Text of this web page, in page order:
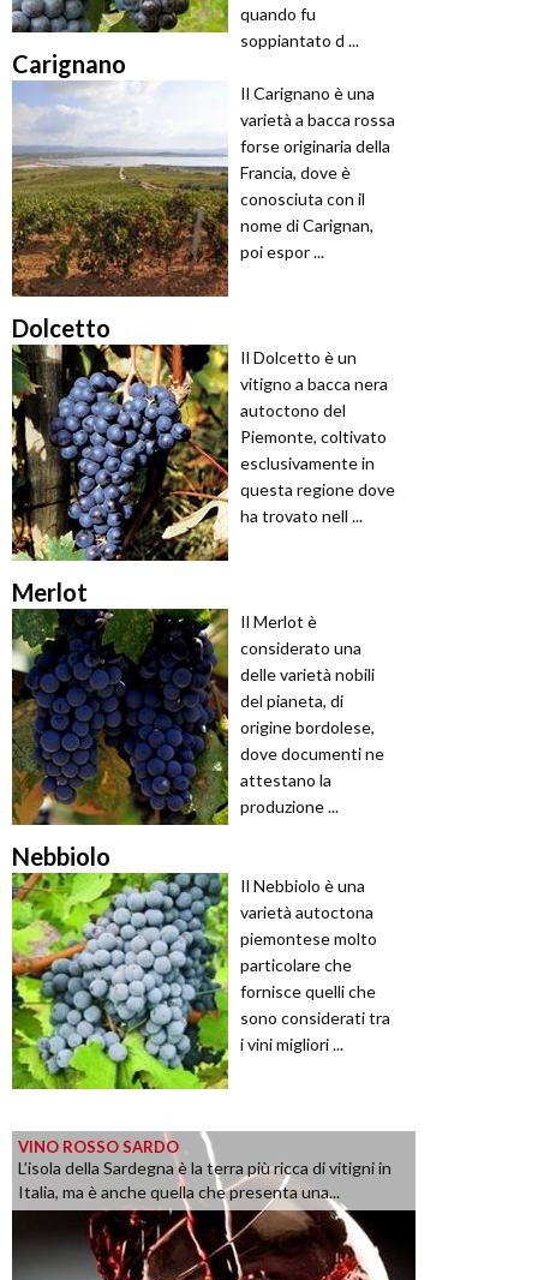
quando fu
soppiantato d ...
Carignano
Il Carignano è una
varietà a bacca rossa
forse originaria della
Francia, dove è
conosciuta con il
nome di Carignan,
poi espor ...
Dolcetto
Il Dolcetto è un
vitigno a bacca nera
autoctono del
Piemonte, coltivato
esclusivamente in
questa regione dove
ha trovato nell ...
Merlot
Il Merlot è
considerato una
delle varietà nobili
del pianeta, di
origine bordolese,
dove documenti ne
attestano la
produzione ...
Nebbiolo
Il Nebbiolo è una
varietà autoctona
piemontese molto
particolare che
fornisce quelli che
sono considerati tra
i vini migliori ...
VINO ROSSO SARDO
L’isola della Sardegna è la terra più ricca di vitigni in
Italia, ma è anche quella che presenta una...